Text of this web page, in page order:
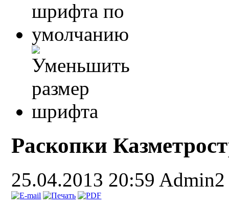
Раскопки
25.04.2013 20:59 Admin2